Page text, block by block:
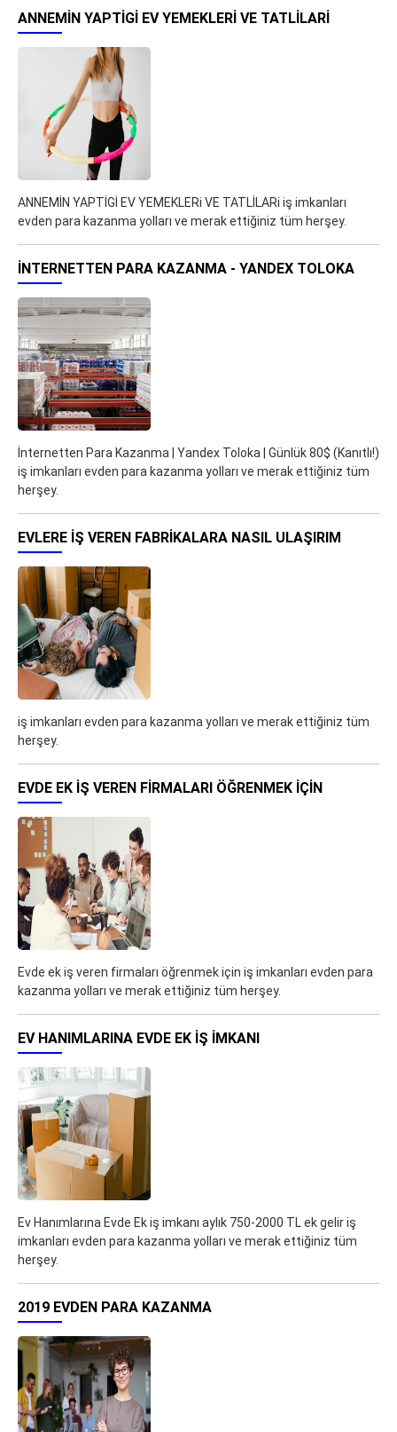
ANNEMİN YAPTİGİ EV YEMEKLERI VE TATLİLARI
ANNEMİN YAPTİGİ EV YEMEKLERi VE TATLİLARi iş imkanları
evden para kazanma yolları ve merak ettiğiniz tüm herşey.
İNTERNETTEN PARA KAZANMA - YANDEX TOLOKA
İnternetten Para Kazanma | Yandex Toloka | Günlük 80$ (Kanıtlı!)
iş imkanları evden para kazanma yolları ve merak ettiğiniz tüm
herşey.
EVLERE İŞ VEREN FABRIKALARA NASIL ULAŞIRIM
iş imkanları evden para kazanma yolları ve merak ettiğiniz tüm
herşey.
EVDE EK IŞ VEREN FIRMALARI ÖĞRENMEK IÇIN
Evde ek iş veren firmaları öğrenmek için iş imkanları evden para
kazanma yolları ve merak ettiğiniz tüm herşey.
EV HANIMLARINA EVDE EK IŞ IMKANI
Ev Hanımlarına Evde Ek iş imkanı aylık 750-2000 TL ek gelir iş
imkanları evden para kazanma yolları ve merak ettiğiniz tüm
herşey.
2019 EVDEN PARA KAZANMA